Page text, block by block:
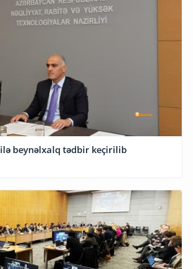
ilə beynəlxalq tədbir keçirilib